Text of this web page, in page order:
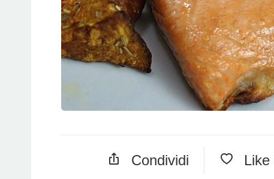
Condividi Like